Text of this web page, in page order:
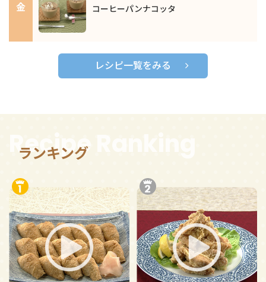
金
コーヒーパンナコッタ
レシピ一覧をみる
ランキング
Recipe Ranking